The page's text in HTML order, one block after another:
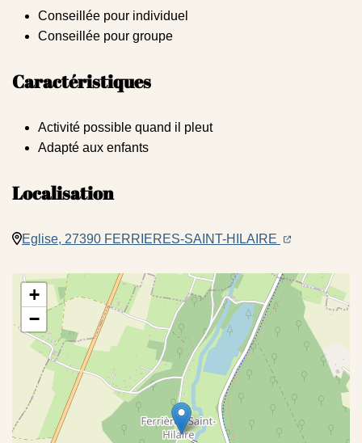
Conseillée pour individuel
Conseillée pour groupe
Caractéristiques
Activité possible quand il pleut
Adapté aux enfants
Localisation
Eglise, 27390 FERRIERES-SAINT-HILAIRE (ouverture
(ouverture
+
−